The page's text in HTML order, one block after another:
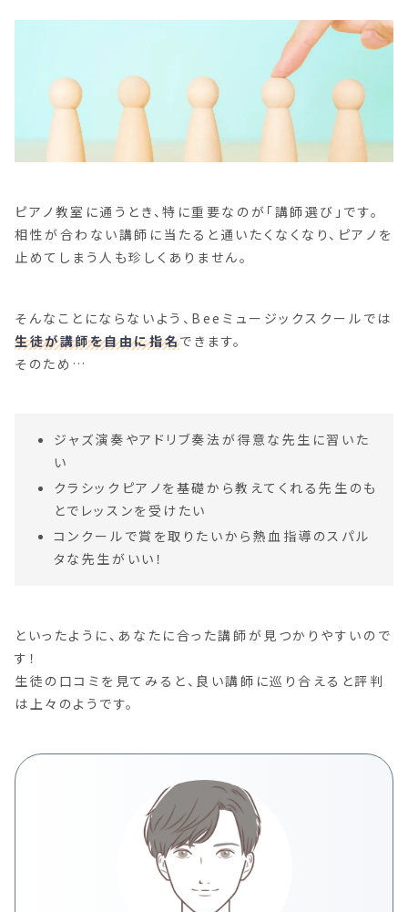
ピアノ教室に通うとき、特に重要なのが「講師選び」です。
相性が合わない講師に当たると通いたくなくなり、ピアノを
止めてしまう人も珍しくありません。
そんなことにならないよう、Beeミュージックスクールでは
生徒が講師を自由に指名できます。
そのため…
ジャズ演奏やアドリブ奏法が得意な先生に習いた
い
クラシックピアノを基礎から教えてくれる先生のも
とでレッスンを受けたい
コンクールで賞を取りたいから熱血指導のスパル
タな先生がいい！
といったように、あなたに合った講師が見つかりやすいので
す！
生徒の口コミを見てみると、良い講師に巡り合えると評判
は上々のようです。